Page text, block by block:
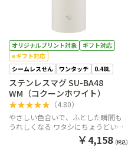
オリジナルプリント対象
ギフト対応
eギフト対応
シームレスせん
ワンタッチ 0.48L
ステンレスマグ SU-BA48
WM（コクーンホワイト）
★★★★★ （4.80）
やさしい色合いで、ふとした瞬間も
うれしくなる ワタシにちょうどいい
￥4,158 (税込)